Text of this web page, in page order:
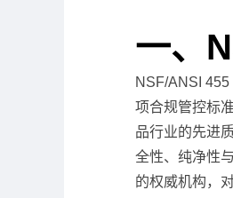
一、
NSF/ANSI
项合规管控标
品行业的先进
全性、纯净性
的权威机构，